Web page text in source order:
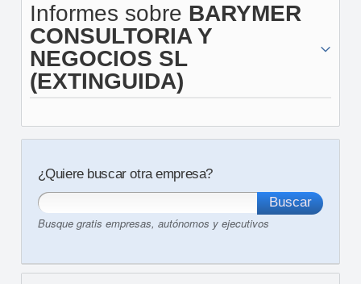
Informes sobre BARYMER
CONSULTORIA Y
NEGOCIOS SL
(EXTINGUIDA)
¿Quiere buscar otra empresa?
Busque gratis empresas, autónomos y ejecutivos